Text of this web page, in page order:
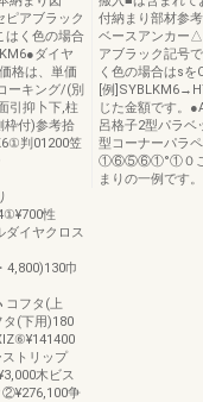
アブラック
はく色の場合
ダイヤ
格は、単価
ーキング/(別
引抑卜下,柱
付)参考拾
判01200笠
性
ダイヤクロス
巾
コフタ(上
(下用)180
トリップ
木ビス
②¥276,100争
付納まり部材参
ベースアンカー
アブラック記号
く色の場合はs
[例
じた金額です。
呂格子2型パラベ
型コーナーパラ
①⑥⑤⑥①°①０こヨ
まりの一例です